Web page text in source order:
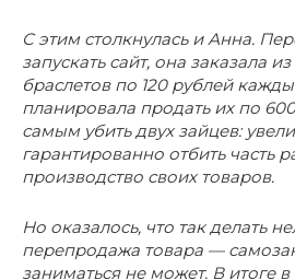
С этим столкнулась и Анна.
запускать сайт, она заказала
браслетов по 120 рублей
планировала продать их по
самым убить двух зайцев:
гарантированно отбить часть
производство своих товаров.
Но оказалось, что так делать
перепродажа товара —
заниматься не может. В итоге